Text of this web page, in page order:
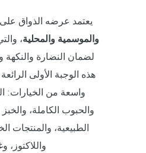
يعتمد عرضه الذواق
والموسمية والمحلية،
لضمان النضارة والنكهة
هذه الوجبة الأولى
واسعة من الخيارات:
والحبوب الكاملة،
الطبيعية، والمنتجات
واللاكتوز،